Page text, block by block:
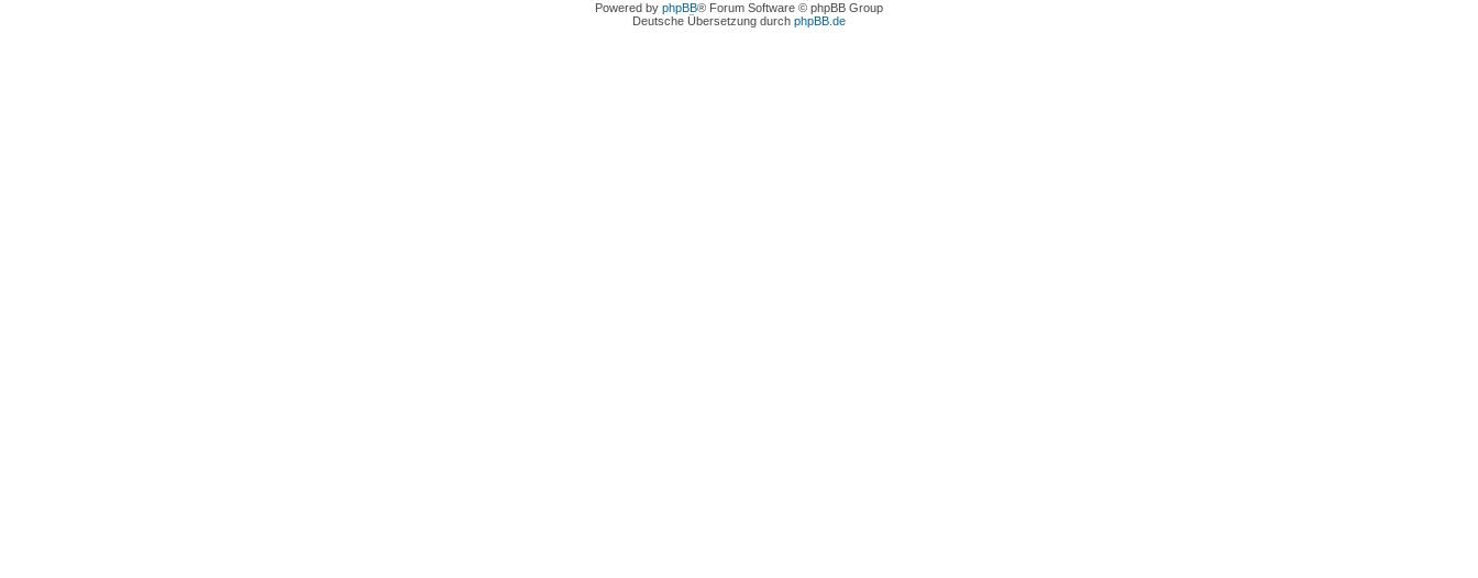
Powered by phpBB® Forum Software © phpBB Group
Deutsche Übersetzung durch phpBB.de